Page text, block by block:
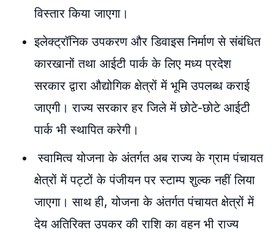
विस्तार किया जाएगा।
इलेक्ट्रॉनिक उपकरण और डिवाइस निर्माण से संबंधित
कारखानों तथा आईटी पार्क के लिए मध्य प्रदेश
सरकार द्वारा औद्योगिक क्षेत्रों में भूमि उपलब्ध कराई
जाएगी। राज्य सरकार हर जिले में छोटे-छोटे आईटी
पार्क भी स्थापित करेगी।
स्वामित्व योजना के अंतर्गत अब राज्य के ग्राम पंचायत
क्षेत्रों में पट्टों के पंजीयन पर स्टाम्प शुल्क नहीं लिया
जाएगा। साथ ही, योजना के अंतर्गत पंचायत क्षेत्रों में
देय अतिरिक्त उपकर की राशि का वहन भी राज्य